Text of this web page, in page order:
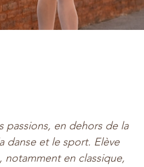
passions, en dehors de la
danse et le sport. Elève
notamment en classique,